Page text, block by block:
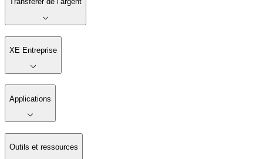
XE Entreprise
Applications
Outils et ressources